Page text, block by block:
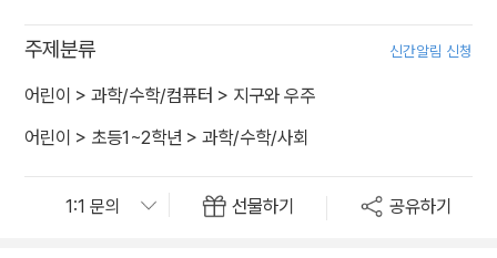
주제분류 신간알림 신청
어린이 > 과학/수학/컴퓨터 > 지구와 우주
어린이 > 초등1~2학년 > 과학/수학/사회
선물하기 공유하기